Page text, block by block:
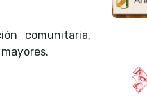
comunitaria,